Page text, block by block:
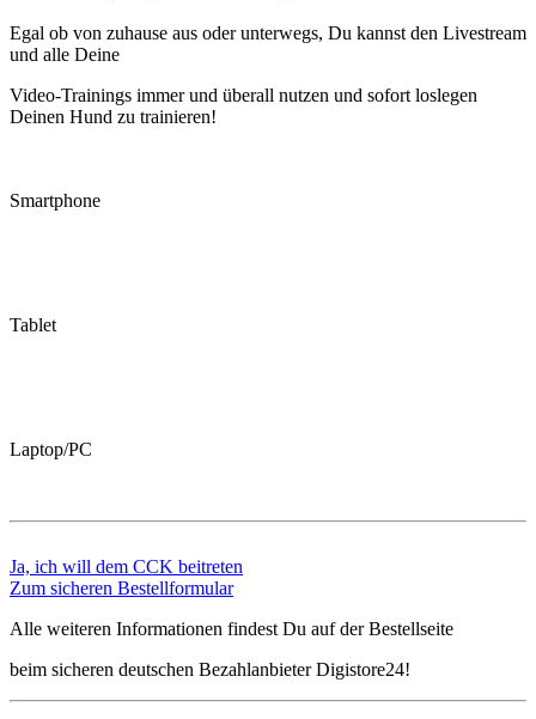
Egal ob von zuhause aus oder unterwegs, Du kannst den Livestream
und alle Deine
Video-Trainings immer und überall nutzen und sofort loslegen
Deinen Hund zu trainieren!
Smartphone
Tablet
Laptop/PC
Ja, ich will dem CCK beitreten
Zum sicheren Bestellformular
Alle weiteren Informationen findest Du auf der Bestellseite
beim sicheren deutschen Bezahlanbieter Digistore24!